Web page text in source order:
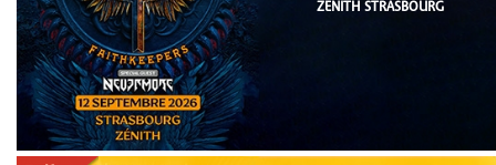
ZENITH STRASBOURG